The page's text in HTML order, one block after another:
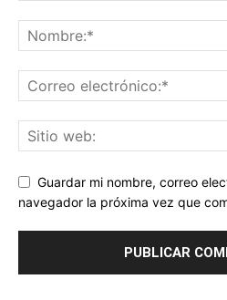
Guardar mi nombre, correo
navegador la próxima vez que